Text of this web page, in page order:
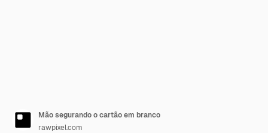
Mão segurando o cartão em branco
rawpixel.com